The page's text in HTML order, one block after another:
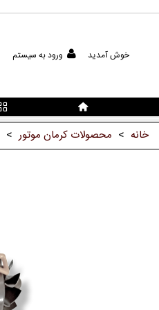
خوش آمدید ورود به سیستم
خانه > محصولات کرمان موتور >